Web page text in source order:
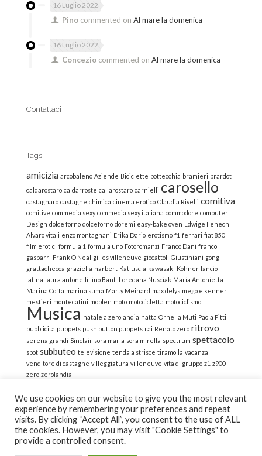
16 Luglio 2022
Pino commented onAl mare la domenica
16 Luglio 2022
Concezio commented onAl mare la domenica
Contattaci
Tags
amicizia arcobaleno Aziende Biciclette bottecchia bramieri brardot
caldarostaro caldarroste callarostaro carnielli carosello
castagnaro castagne chimica cinema erotico Claudia Rivelli comitiva
comitive commedia sexy commedia sexy italiana commodore computer
Design dolce forno dolceforno doremi easy-bake oven Edwige Fenech
Alvaro vitali enzo montagnani Erika Dario erotismo f1 ferrari fiat 850
film erotici formula 1 formula uno Fotoromanzi Franco Dani franco
gasparri Frank O’Neal gilles villeneuve giocattoli Giustiniani gong
grattachecca graziella harbert Katiuscia kawasaki Kohner lancio
latina laura antonelli lino Banfi Loredana Nusciak Maria Antonietta
Marina Coffa marina suma Marty Meinard max delys mego e kenner
mestieri montecatini moplen moto motocicletta motociclismo
Musica natale a zerolandia natta Ornella Muti Paola Pitti
pubblicita puppets push button puppets rai Renato zero ritrovo
serena grandi Sinclair sora maria sora mirella spectrum spettacolo
spot subbuteo televisione tenda a strisce tiramolla vacanza
venditore di castagne villeggiatura villeneuve vita di gruppo z1 z900
zero zerolandia
© 2022 La Strana Nostalgia | All Rights Reserved | Powered
We use cookies on our website to give you the most relevant
experience by remembering your preferences and repeat
visits. By clicking “Accept All”, you consent to the use of ALL
the cookies. However, you may visit "Cookie Settings" to
provide a controlled consent.